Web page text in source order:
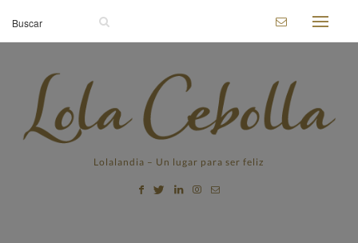
Lolalandia – Un lugar para ser feliz